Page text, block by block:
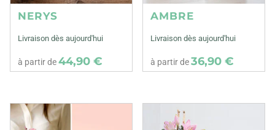
NERYS
Livraison dès aujourd'hui
à partir de44,90 €
AMBRE
Livraison dès aujourd'hui
à partir de36,90 €